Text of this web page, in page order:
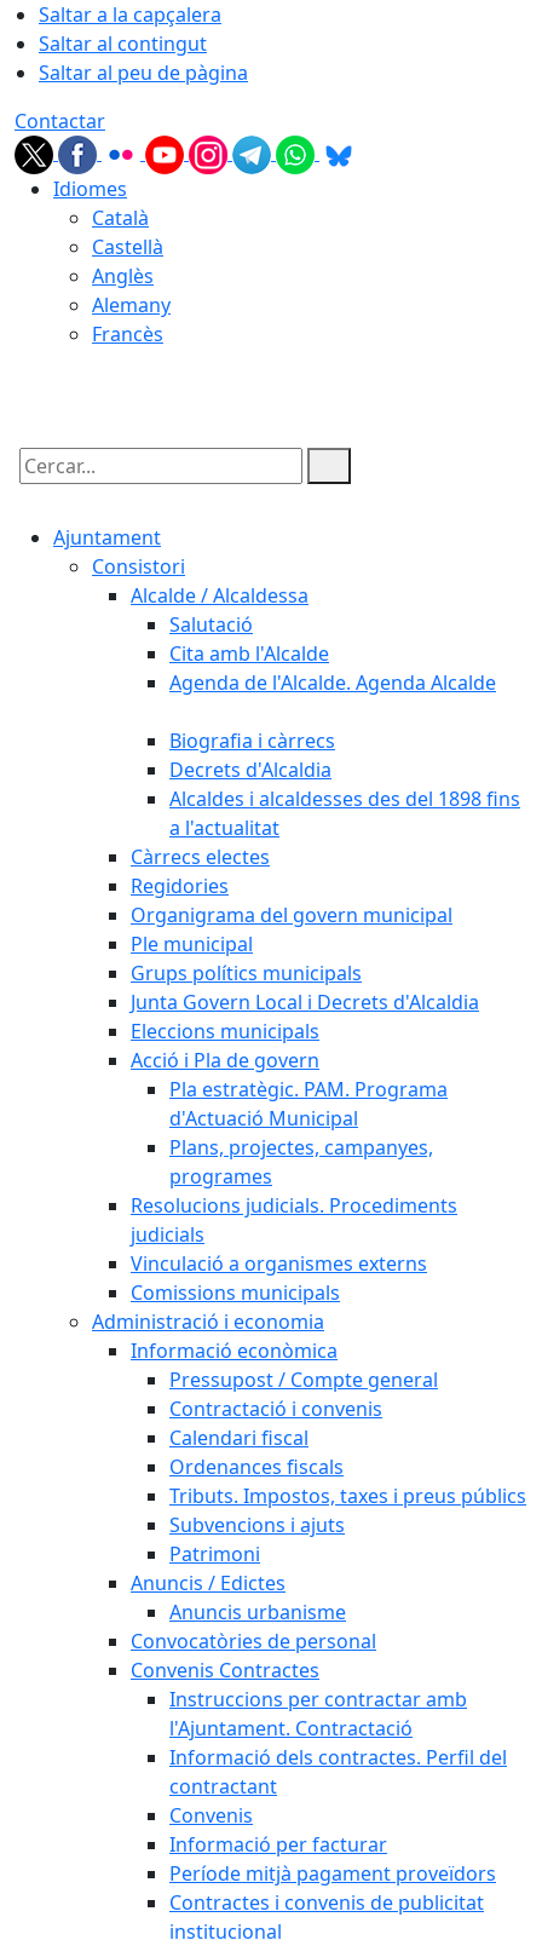
Saltar a la capçalera
Saltar al contingut
Saltar al peu de pàgina
Contactar
Idiomes
Català
Castellà
Anglès
Alemany
Francès
Cercar:
Ajuntament
Consistori
Alcalde / Alcaldessa
Salutació
Cita amb l'Alcalde
Agenda de l'Alcalde. Agenda Alcalde
Biografia i càrrecs
Decrets d'Alcaldia
Alcaldes i alcaldesses des del 1898 fins
a l'actualitat
Càrrecs electes
Regidories
Organigrama del govern municipal
Ple municipal
Grups polítics municipals
Junta Govern Local i Decrets d'Alcaldia
Eleccions municipals
Acció i Pla de govern
Pla estratègic. PAM. Programa
d'Actuació Municipal
Plans, projectes, campanyes,
programes
Resolucions judicials. Procediments
judicials
Vinculació a organismes externs
Comissions municipals
Administració i economia
Informació econòmica
Pressupost / Compte general
Contractació i convenis
Calendari fiscal
Ordenances fiscals
Tributs. Impostos, taxes i preus públics
Subvencions i ajuts
Patrimoni
Anuncis / Edictes
Anuncis urbanisme
Convocatòries de personal
Convenis Contractes
Instruccions per contractar amb
l'Ajuntament. Contractació
Informació dels contractes. Perfil del
contractant
Convenis
Informació per facturar
Període mitjà pagament proveïdors
Contractes i convenis de publicitat
institucional